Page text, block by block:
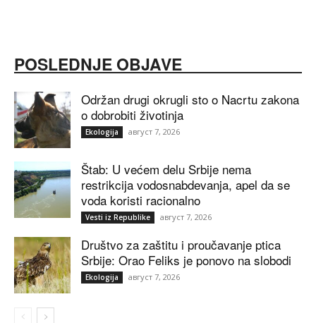
POSLEDNJE OBJAVE
Održan drugi okrugli sto o Nacrtu zakona
o dobrobiti životinja
Ekologija август 7, 2026
Štab: U većem delu Srbije nema
restrikcija vodosnabdevanja, apel da se
voda koristi racionalno
Vesti iz Republike август 7, 2026
Društvo za zaštitu i proučavanje ptica
Srbije: Orao Feliks je ponovo na slobodi
Ekologija август 7, 2026